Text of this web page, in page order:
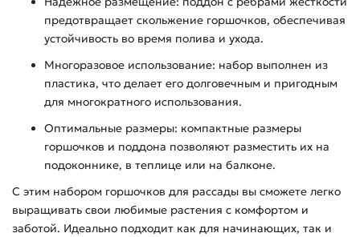
предотвращает скольжение горшочков, обеспечивая
устойчивость во время полива и ухода.
Многоразовое использование: набор выполнен из
пластика, что делает его долговечным и пригодным
для многократного использования.
Оптимальные размеры: компактные размеры
горшочков и поддона позволяют разместить их на
подоконнике, в теплице или на балконе.
С этим набором горшочков для рассады вы сможете легко
выращивать свои любимые растения с комфортом и
заботой. Идеально подходит как для начинающих, так и